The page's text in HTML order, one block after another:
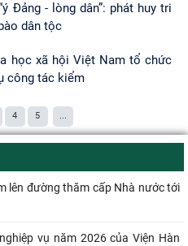
Đảng - lòng dân”: phát huy tri
dân tộc
học xã hội Việt Nam tổ chức
công tác kiểm
4 5 ...
lên đường thăm cấp Nhà nước tới
vụ năm 2026 của Viện Hàn